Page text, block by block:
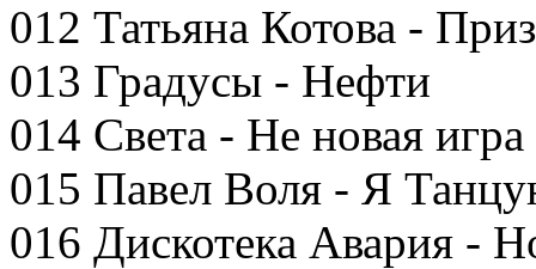
012 Татьяна Котова -
013 Градусы - Нефти
014 Света - Не новая игра
015 Павел Воля - Я
016 Дискотека Авария -